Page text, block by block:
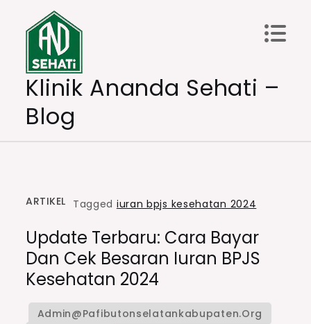
content
Klinik Ananda Sehati –
Blog
ARTIKEL Tagged iuran bpjs kesehatan 2024
Update Terbaru: Cara Bayar
Dan Cek Besaran Iuran BPJS
Kesehatan 2024